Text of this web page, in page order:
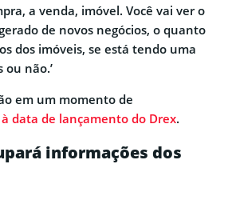
a venda, imóvel. Você vai ver o
de novos negócios, o quanto
dos imóveis, se está tendo uma
ou não.’
em um momento de
data de lançamento do Drex.
informações dos